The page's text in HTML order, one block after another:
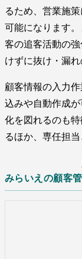
るため、営業施
可能になります
客の追客活動の
けずに抜け・漏
顧客情報の入力
込みや自動作成
化を図れるのも
るほか、専任担
みらいえの顧客